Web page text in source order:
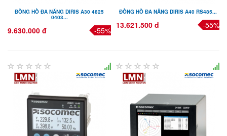
ĐỒNG HỒ ĐA NĂNG DIRIS A30 4825
0403...
9.630.000 đ -55%
ĐỒNG HỒ ĐA NĂNG DIRIS A40 RS485...
13.621.500 đ -55%